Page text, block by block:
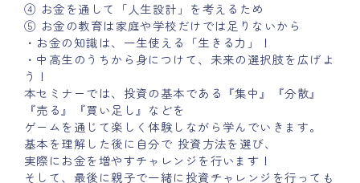
④ お金を通して「人生設計」を考えるため
⑤ お金の教育は家庭や学校だけでは足りないから
・お金の知識は、一生使える「生きる力」！
・中高生のうちから身につけて、未来の選択肢を広げよ
う！
本セミナーでは、投資の基本である『集中』『分散』
『売る』『買い足し』などを
ゲームを通じて楽しく体験しながら学んでいきます。
基本を理解した後に自分で 投資方法を選び、
実際にお金を増やすチャレンジを行います！
そして、最後に親子で一緒に投資チャレンジを行っても